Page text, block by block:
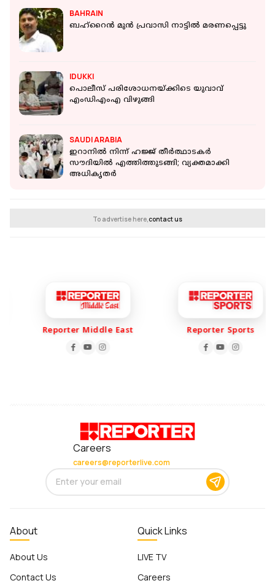
BAHRAIN
ബഹ്‌റൈൻ മുൻ പ്രവാസി നാട്ടിൽ മരണപ്പെട്ടു
IDUKKI
പൊലീസ് പരിശോധനയ്ക്കിടെ യുവാവ്
എംഡിഎംഎ വിഴുങ്ങി
SAUDI ARABIA
ഇറാനിൽ നിന്ന് ഹജ്ജ് തീർത്ഥാടകർ
സൗദിയിൽ എത്തിത്തുടങ്ങി; വ്യക്തമാക്കി
അധികൃതർ
To advertise here,contact us
Reporter Middle East Reporter Sports
Careers
careers@reporterlive.com
About
About Us
Contact Us
Quick Links
LIVE TV
Careers